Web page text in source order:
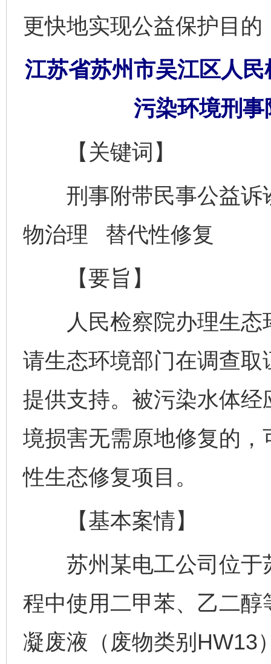
更快地实现公益保护目
江苏省苏州市吴江区人
污染环境刑
【关键词】
刑事附带民事公益诉
物治理 替代性修复
【要旨】
人民检察院办理生态
请生态环境部门在调查
提供支持。被污染水体
境损害无需原地修复的
性生态修复项目。
【基本案情】
苏州某电工公司位于
程中使用二甲苯、乙二
凝废液（废物类别HW13